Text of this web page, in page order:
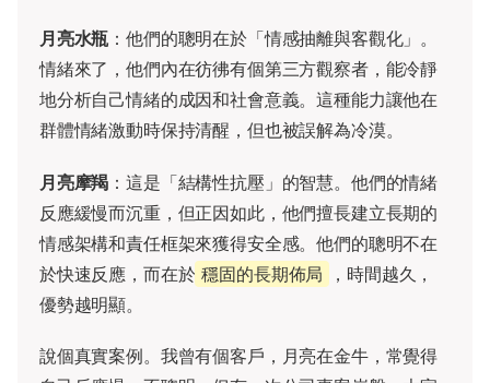
月亮水瓶 ：他們的聰明在於「情感抽離與客觀化」。
情緒來了，他們內在彷彿有個第三方觀察者，能冷靜
地分析自己情緒的成因和社會意義。這種能力讓他在
群體情緒激動時保持清醒，但也被誤解為冷漠。
月亮摩羯 ：這是「結構性抗壓」的智慧。他們的情緒
反應緩慢而沉重，但正因如此，他們擅長建立長期的
情感架構和責任框架來獲得安全感。他們的聰明不在
於快速反應，而在於 穩固的長期佈局
，時間越久，
優勢越明顯。
說個真實案例。我曾有個客戶，月亮在金牛，常覺得